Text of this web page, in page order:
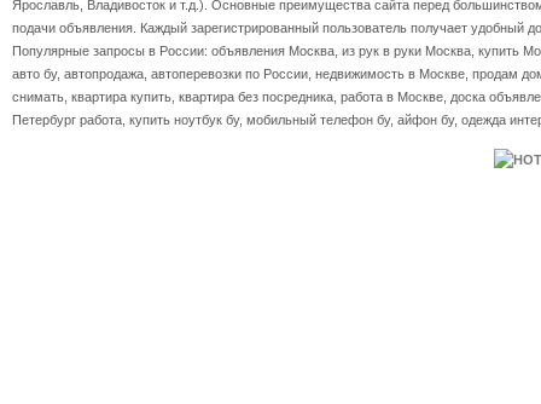
Ярославль, Владивосток и т.д.). Основные преимущества сайта перед
подачи объявления. Каждый зарегистрированный пользователь получает удобный
Популярные запросы в России: объявления Москва, из рук в руки Москва, купить
авто бу, автопродажа, автоперевозки по России, недвижимость в Москве, продам
снимать, квартира купить, квартира без посредника, работа в Москве, доска
Петербург работа, купить ноутбук бу, мобильный телефон бу, айфон бу, одежда